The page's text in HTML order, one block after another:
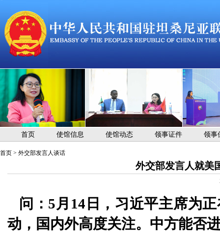
首页 使馆信息 使馆动态 领事证件 领事
首页 > 外交部发言人谈话
外交部发言人就美
问：5月14日，习近平主席为
动，国内外高度关注。中方能否